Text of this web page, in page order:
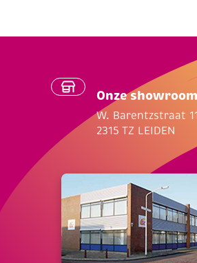
Onze showroom
W. Barentzstraat
2315 TZ LEIDEN